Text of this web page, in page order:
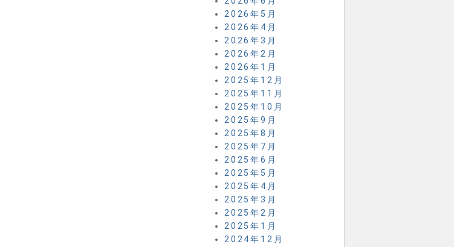
2026年5月
2026年4月
2026年3月
2026年2月
2026年1月
2025年12月
2025年11月
2025年10月
2025年9月
2025年8月
2025年7月
2025年6月
2025年5月
2025年4月
2025年3月
2025年2月
2025年1月
2024年12月